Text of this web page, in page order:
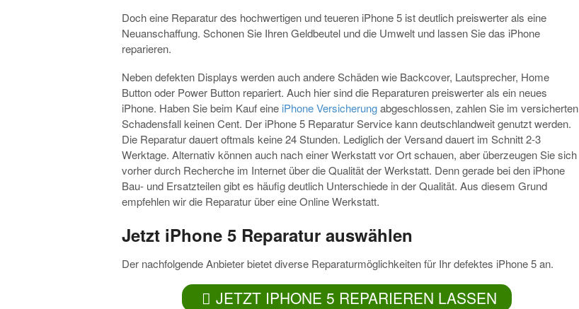
Doch eine Reparatur des hochwertigen und teueren iPhone 5 ist deutlich preiswerter als eine
Neuanschaffung. Schonen Sie Ihren Geldbeutel und die Umwelt und lassen Sie das iPhone
reparieren.
Neben defekten Displays werden auch andere Schäden wie Backcover, Lautsprecher, Home
Button oder Power Button repariert. Auch hier sind die Reparaturen preiswerter als ein neues
iPhone. Haben Sie beim Kauf eine iPhone Versicherungabgeschlossen, zahlen Sie im versicherten
Schadensfall keinen Cent. Der iPhone 5 Reparatur Service kann deutschlandweit genutzt werden.
Die Reparatur dauert oftmals keine 24 Stunden. Lediglich der Versand dauert im Schnitt 2-3
Werktage. Alternativ können auch nach einer Werkstatt vor Ort schauen, aber überzeugen Sie sich
vorher durch Recherche im Internet über die Qualität der Werkstatt. Denn gerade bei den iPhone
Bau- und Ersatzteilen gibt es häufig deutlich Unterschiede in der Qualität. Aus diesem Grund
empfehlen wir die Reparatur über eine Online Werkstatt.
Jetzt iPhone 5 Reparatur auswählen
Der nachfolgende Anbieter bietet diverse Reparaturmöglichkeiten für Ihr defektes iPhone 5 an.
JETZT IPHONE 5 REPARIEREN LASSEN